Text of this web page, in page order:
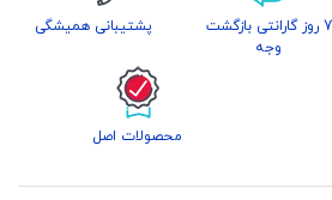
7 روز گارانتی بازگشت
وجه
پشتیبانی همیشگی
محصولات اصل